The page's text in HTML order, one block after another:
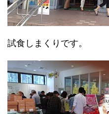
試食しまくりです。